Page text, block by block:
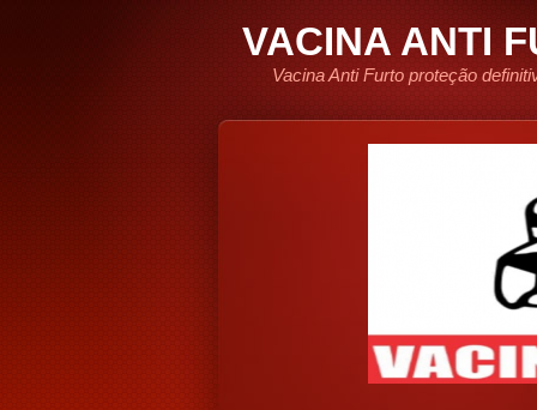
VACINA ANTI
Vacina Anti Furto proteção